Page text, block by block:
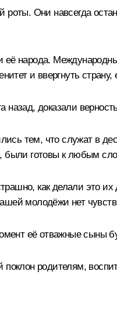
Они навсегда
народа.
и ввергнуть
доказали
тем, что служат в
были готовы к любым
как делали это
молодёжи нет
её отважные сыны
родителям,